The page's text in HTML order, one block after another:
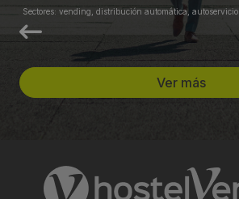
Sectores: vending, distribución automática, autoservicio
Ver más